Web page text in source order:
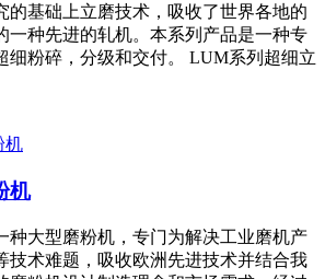
的基础上立磨技术，吸收了世界各地的
一种先进的轧机。本系列产品是一种专
细粉碎，分级和交付。 LUM系列超细立
机
种大型磨粉机，专门为解决工业磨机产
技术难题，吸收欧洲先进技术并结合我